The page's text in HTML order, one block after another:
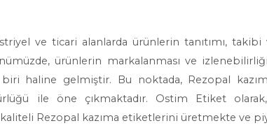
ve ticari alanlarda ürünlerin tanıtımı, takibi
ürünlerin markalanması ve
haline gelmiştir. Bu noktada, Rezopal
ile öne çıkmaktadır. Ostim Etiket
Rezopal kazıma etiketlerini üretmekte ve